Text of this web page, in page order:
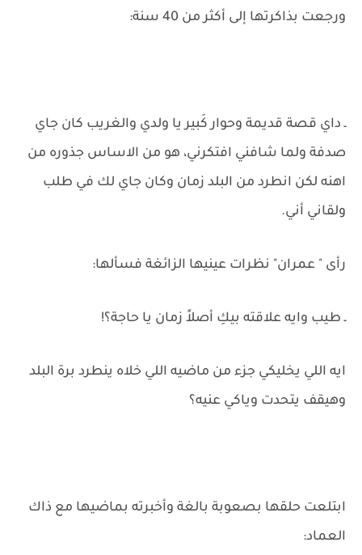
ورجعت بذاكرتها إلى أكثر من 40 سنة:
ـ داي قصة قديمة وحوار كَبير يا ولدي والغريب كان جاي
صدفة ولما شافني افتكرني، هو من الاساس جذوره من
اهنه لكن انطرد من البلد زمان وكان جاي لك في طلب
ولقاني أني.
رأى " عمران" نظرات عينيها الزائغة فسألها:
ـ طيب وايه علاقته بيكِ أصلاً زمان يا حاجة؟!
ايه اللي يخليكي جزء من ماضيه اللي خلاه ينطرد برة البلد
وهيقف يتحدت وياكي عنيه؟
ابتلعت حلقها بصعوبة بالغة وأخبرته بماضيها مع ذاك
العماد: